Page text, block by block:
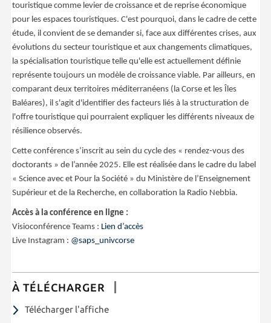
touristique comme levier de croissance et de reprise économique
pour les espaces touristiques. C'est pourquoi, dans le cadre de cette
étude, il convient de se demander si, face aux différentes crises, aux
évolutions du secteur touristique et aux changements climatiques,
la spécialisation touristique telle qu'elle est actuellement définie
représente toujours un modèle de croissance viable. Par ailleurs, en
comparant deux territoires méditerranéens (la Corse et les Îles
Baléares), il s'agit d'identifier des facteurs liés à la structuration de
l'offre touristique qui pourraient expliquer les différents niveaux de
résilience observés.
Cette conférence s’inscrit au sein du cycle des « rendez-vous des
doctorants » de l’année 2025. Elle est réalisée dans le cadre du label
« Science avec et Pour la Société » du Ministère de l’Enseignement
Supérieur et de la Recherche, en collaboration la Radio Nebbia.
Accès à la conférence en ligne :
Visioconférence Teams : Lien d’accès
Live Instagram : @saps_univcorse
À TÉLÉCHARGER
Télécharger l'affiche